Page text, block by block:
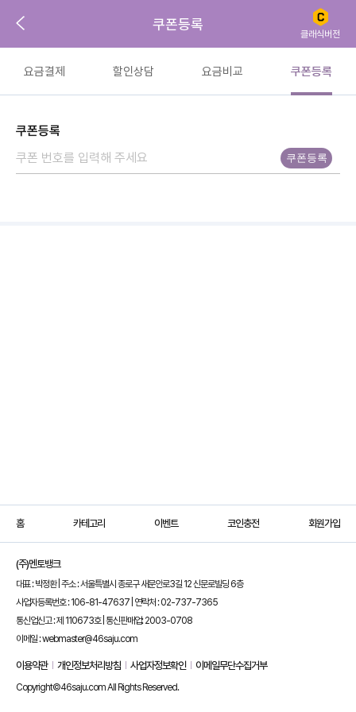
쿠폰등록
클래식버전
요금결제 할인상담 요금비교 쿠폰등록
쿠폰등록
쿠폰등록
홈 카테고리 이벤트 코인충전 회원가입
(주)멘토뱅크
대표 : 박정환 | 주소 : 서울특별시 종로구 새문안로3길 12 신문로빌딩 6층
사업자등록번호 : 106-81-47637 | 연락처 : 02-737-7365
통신업신고 : 제 110673호 | 통신판매업: 2003-0708
이메일 : webmaster@46saju.com
이용약관 개인정보처리방침 사업자정보확인 이메일무단수집거부
Copyright©46saju.com All Rights Reserved.